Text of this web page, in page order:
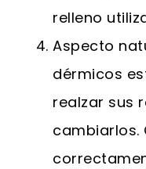
relleno
Aspecto
dérmicos
realzar sus
cambiarlos.